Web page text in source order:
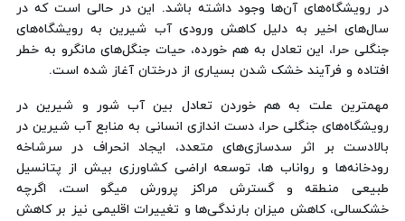
در رویشگاه‌های آن‌ها وجود داشته باشد. این در حالی است که در
سال‌های اخیر به دلیل کاهش ورودی آب شیرین به رویشگاه‌های
جنگلی حرا، این تعادل به هم خورده، حیات جنگل‌های مانگرو به خطر
افتاده و فرآیند خشک شدن بسیاری از درختان آغاز شده است.
مهمترین علت به هم خوردن تعادل بین آب شور و شیرین در
رویشگاه‌های جنگلی حرا، دست اندازی انسانی به منابع آب شیرین در
بالادست بر اثر سدسازی‌های متعدد، ایجاد انحراف در سرشاخه
رودخانه‌ها و رواناب ها، توسعه اراضی کشاورزی بیش از پتانسیل
طبیعی منطقه و گسترش مراکز پرورش میگو است، اگرچه
خشکسالی، کاهش میزان بارندگی‌ها و تغییرات اقلیمی نیز بر کاهش